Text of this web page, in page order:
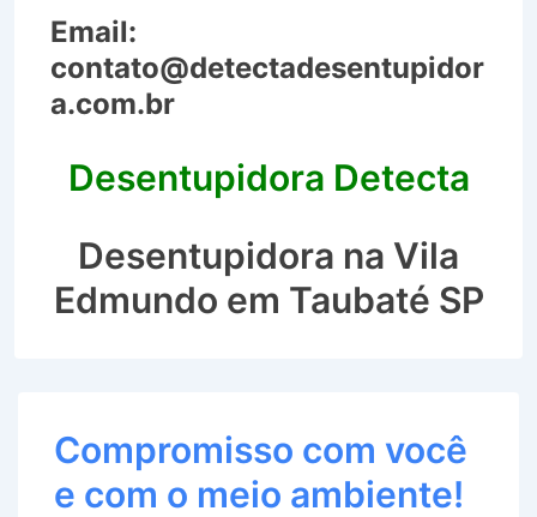
Email:
contato@detectadesentupidor
a.com.br
Desentupidora Detecta
Desentupidora na Vila
Edmundo em Taubaté SP
Compromisso com você
e com o meio ambiente!